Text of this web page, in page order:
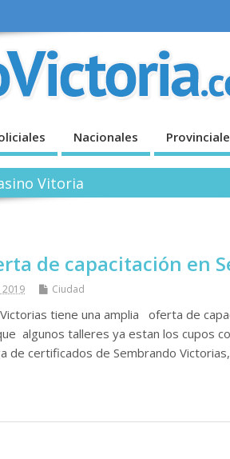
Nacionales
Vitoria
de capacitación en
Ciudad
tiene una amplia oferta de
algunos talleres ya estan los cupos
de certificados de Sembrando